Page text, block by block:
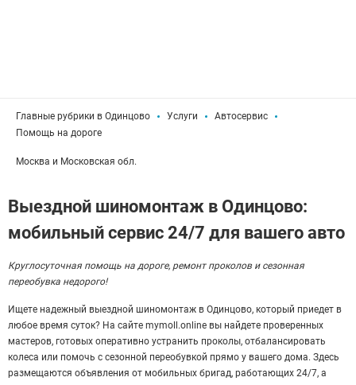
Главные рубрики в Одинцово Услуги
Автосервис
Помощь на дороге
Москва и Московская обл.
Выездной шиномонтаж в Одинцово:
мобильный сервис 24/7 для вашего авто
Круглосуточная помощь на дороге, ремонт проколов и сезонная
переобувка недорого!
Ищете надежный выездной шиномонтаж в Одинцово, который приедет в
любое время суток? На сайте mymoll.online вы найдете проверенных
мастеров, готовых оперативно устранить проколы, отбалансировать
колеса или помочь с сезонной переобувкой прямо у вашего дома. Здесь
размещаются объявления от мобильных бригад, работающих 24/7, а